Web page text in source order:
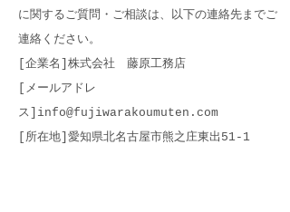
に関するご質問・ご相談は、以下の連絡先までご
連絡ください。
[企業名]株式会社 藤原工務店
[メールアドレ
ス]info@fujiwarakoumuten.com
[所在地]愛知県北名古屋市熊之庄東出51-1